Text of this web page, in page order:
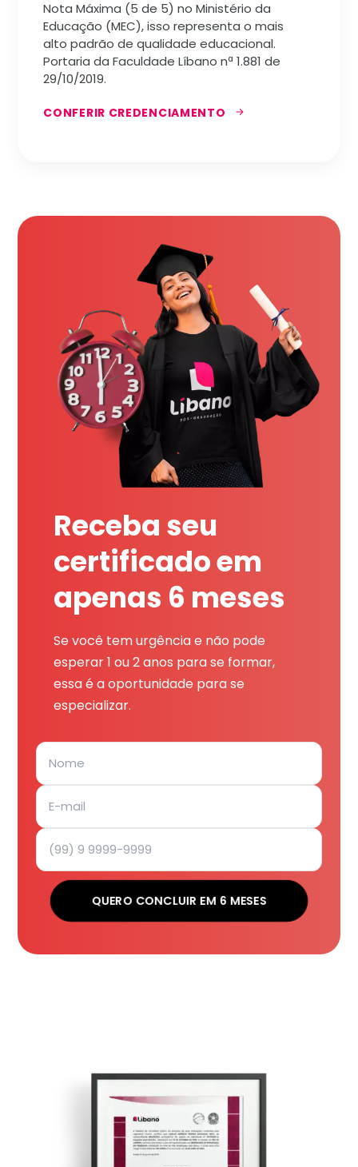
Nota Máxima (5 de 5) no Ministério da
Educação (MEC), isso representa o mais
alto padrão de qualidade educacional.
Portaria da Faculdade Líbano nª 1.881 de
29/10/2019.
CONFERIR CREDENCIAMENTO
Receba seu
certificado em
apenas 6 meses
Se você tem urgência e não pode
esperar 1 ou 2 anos para se formar,
essa é a oportunidade para se
especializar.
QUERO CONCLUIR EM 6 MESES